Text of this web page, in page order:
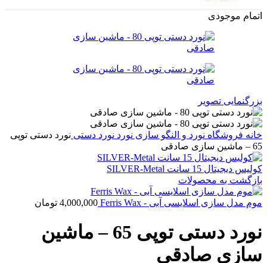
اتمام موجودی
بزرگنمایی تصویر
خانه فروشگاه نورد و النگو سازی نورد نورد دستی نورد دستی توپی
65 – ماشین سازی صادقی
کولیس دیجیتال 15 سانت SILVER-Metal
بازگشت به محصولات
موم مدل سازی اسلایسی آبی - Ferris Wax 4,000,000 تومان
نورد دستی توپی 65 – ماشین
سازی صادقی